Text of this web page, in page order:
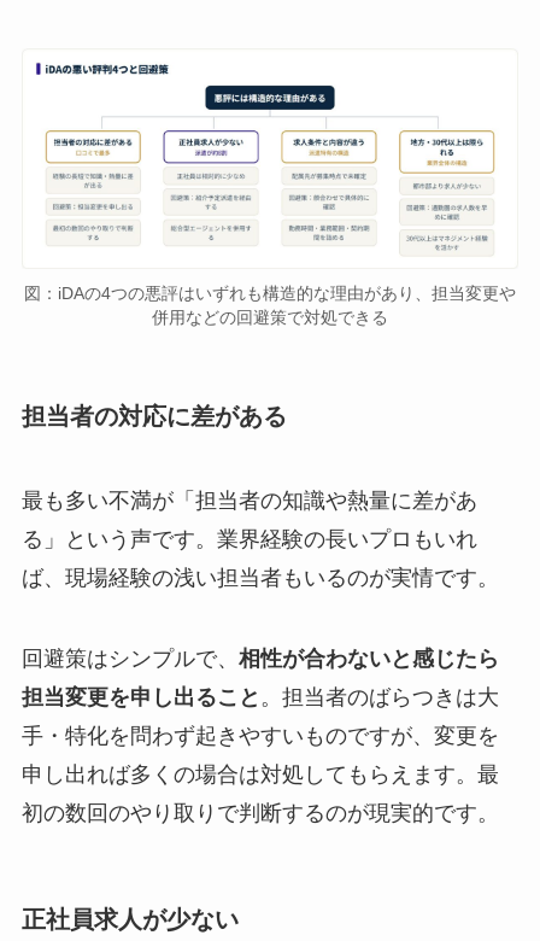
図：iDAの4つの悪評はいずれも構造的な理由があり、担当変更や
併用などの回避策で対処できる
担当者の対応に差がある
最も多い不満が「担当者の知識や熱量に差があ
る」という声です。業界経験の長いプロもいれ
ば、現場経験の浅い担当者もいるのが実情です。
回避策はシンプルで、 相性が合わないと感じたら
担当変更を申し出ること 。担当者のばらつきは大
手・特化を問わず起きやすいものですが、変更を
申し出れば多くの場合は対処してもらえます。最
初の数回のやり取りで判断するのが現実的です。
正社員求人が少ない